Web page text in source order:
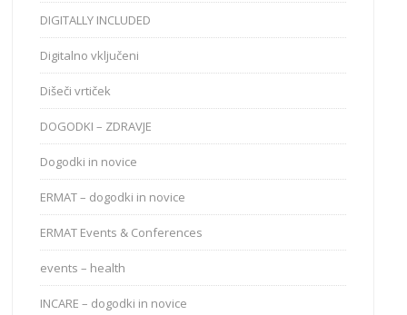
DIGITALLY INCLUDED
Digitalno vključeni
Dišeči vrtiček
DOGODKI – ZDRAVJE
Dogodki in novice
ERMAT – dogodki in novice
ERMAT Events & Conferences
events – health
INCARE – dogodki in novice